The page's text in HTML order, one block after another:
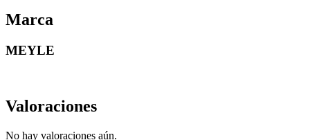
Marca
MEYLE
Valoraciones
No hay valoraciones aún.